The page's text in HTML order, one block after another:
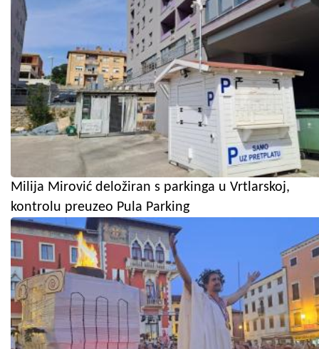
Milija Mirović deložiran s parkinga u Vrtlarskoj,
kontrolu preuzeo Pula Parking